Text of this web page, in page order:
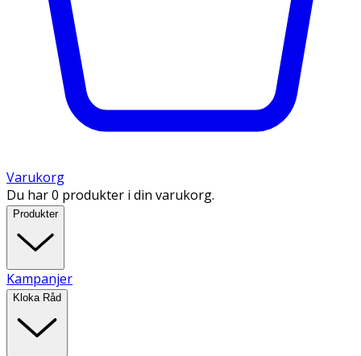
Varukorg
Du har 0 produkter i din varukorg.
Produkter
Kampanjer
Kloka Råd